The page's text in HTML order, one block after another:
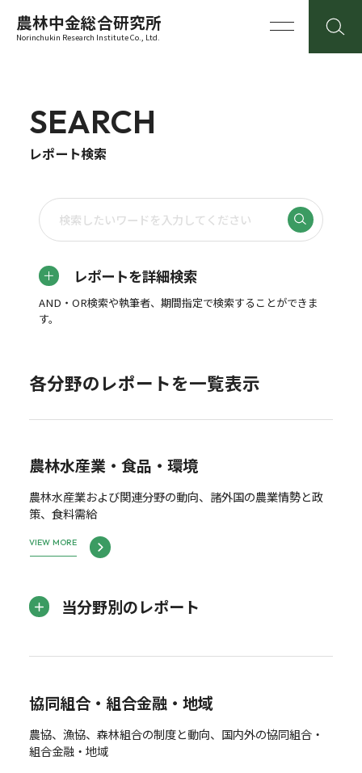
農林中金総合研究所
Norinchukin Research Institute Co., Ltd.
SEARCH
レポート検索
レポートを詳細検索
AND・OR検索や執筆者、期間指定で検索することができま
す。
各分野のレポートを一覧表示
農林水産業・食品・環境
農林水産業および関連分野の動向、諸外国の農業情勢と政
策、食料需給
VIEW MORE
当分野別のレポート
協同組合・組合金融・地域
農協、漁協、森林組合の制度と動向、国内外の協同組合・
組合金融・地域